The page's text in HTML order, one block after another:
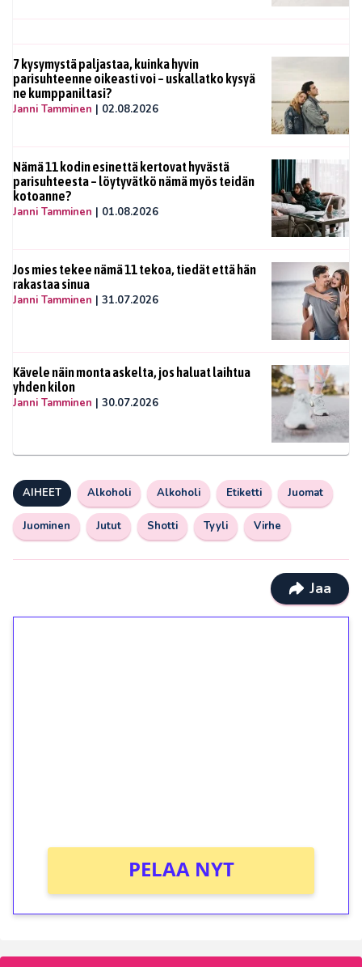
7 kysymystä paljastaa, kuinka hyvin
parisuhteenne oikeasti voi – uskallatko kysyä
ne kumppaniltasi?
Janni Tamminen | 02.08.2026
Nämä 11 kodin esinettä kertovat hyvästä
parisuhteesta – löytyvätkö nämä myös teidän
kotoanne?
Janni Tamminen | 01.08.2026
Jos mies tekee nämä 11 tekoa, tiedät että hän
rakastaa sinua
Janni Tamminen | 31.07.2026
Kävele näin monta askelta, jos haluat laihtua
yhden kilon
Janni Tamminen | 30.07.2026
AIHEET Alkoholi Alkoholi Etiketti Juomat
Juominen Jutut Shotti Tyyli Virhe
Jaa
PELAA NYT